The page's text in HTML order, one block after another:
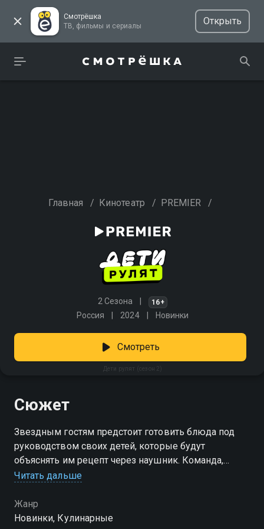
Смотрёшка
ТВ, фильмы и сериалы
Открыть
Главная / Кинотеатр / PREMIER /
2 Сезона 16+
Россия 2024 Новинки
Дети рулят (сезон 2)
Смотреть
Сюжет
Звездным гостям предстоит готовить блюда под
руководством своих детей, которые будут
объяснять им рецепт через наушник. Команда,
приготовившая лучшее блюдо, получит денежный
Дмитрий Шепелев с сыном Платоном, Алла
Довлатова с дочерью Марией, Клим Шипенко с
Читать дальше
Жанр
Новинки, Кулинарные